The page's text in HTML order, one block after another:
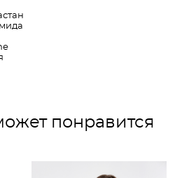
понравится